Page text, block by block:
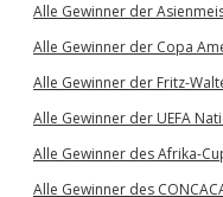
Alle Gewinner der
Alle Gewinner der Copa
Alle Gewinner der Fritz-
Alle Gewinner der UEFA
Alle Gewinner des Afrika-
Alle Gewinner des